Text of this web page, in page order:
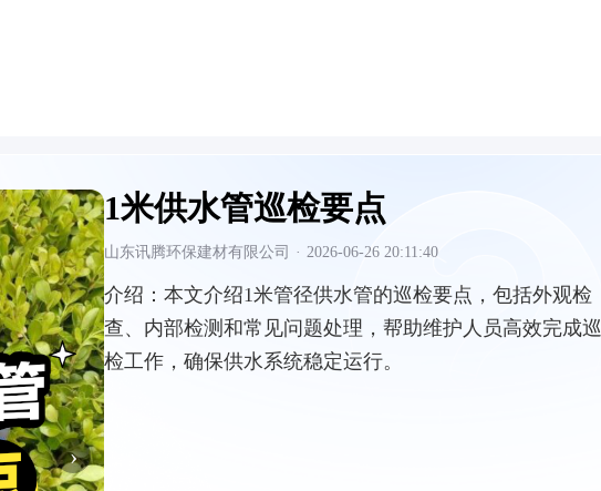
›
1米供水管巡检要点
山东讯腾环保建材有限公司 · 2026-06-26 20:11:40
介绍： 本文介绍1米管径供水管的巡检要点，包括外观检
查、内部检测和常见问题处理，帮助维护人员高效完成巡
检工作，确保供水系统稳定运行。